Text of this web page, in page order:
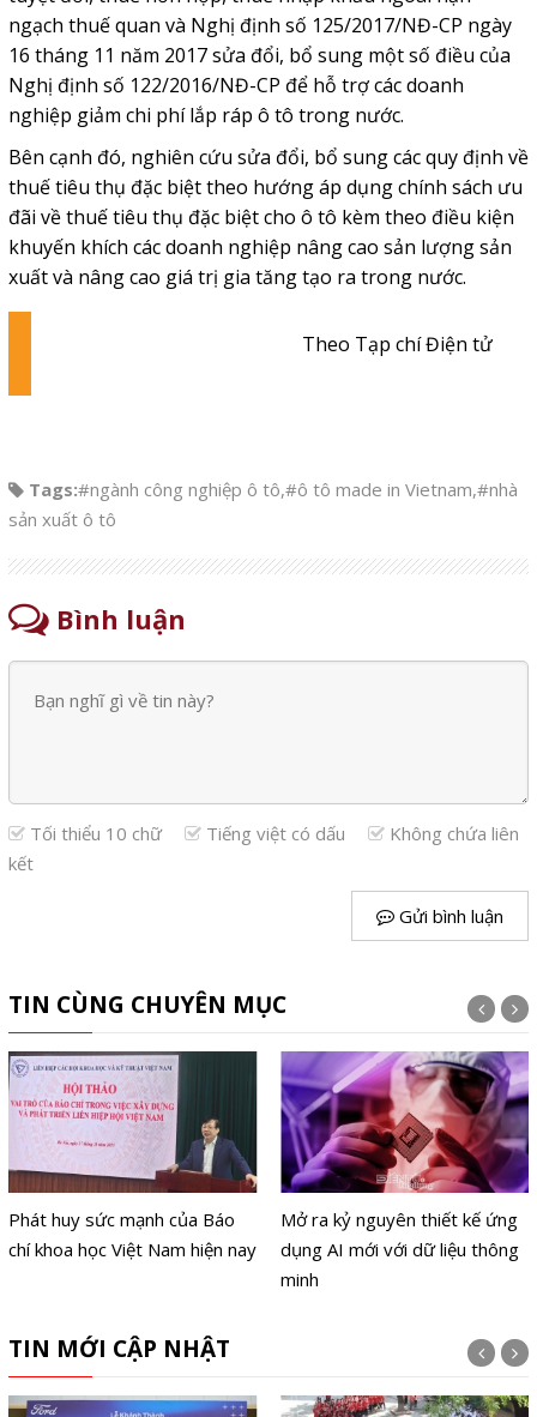
ngạch thuế quan và Nghị định số 125/2017/NĐ-CP ngày
16 tháng 11 năm 2017 sửa đổi, bổ sung một số điều của
Nghị định số 122/2016/NĐ-CP để hỗ trợ các doanh
nghiệp giảm chi phí lắp ráp ô tô trong nước.
Bên cạnh đó, nghiên cứu sửa đổi, bổ sung các quy định về
thuế tiêu thụ đặc biệt theo hướng áp dụng chính sách ưu
đãi về thuế tiêu thụ đặc biệt cho ô tô kèm theo điều kiện
khuyến khích các doanh nghiệp nâng cao sản lượng sản
xuất và nâng cao giá trị gia tăng tạo ra trong nước.
Theo Tạp chí Điện tử
Tags:#ngành công nghiệp ô tô,#ô tô made in Vietnam,#nhà
sản xuất ô tô
Bình luận
Tối thiểu 10 chữ Tiếng việt có dấu
Không chứa liên
kết
Gửi bình luận
TIN CÙNG CHUYÊN MỤC
Phát huy sức mạnh của Báo
chí khoa học Việt Nam hiện nay
Mở ra kỷ nguyên thiết kế ứng
dụng AI mới với dữ liệu thông
minh
TIN MỚI CẬP NHẬT